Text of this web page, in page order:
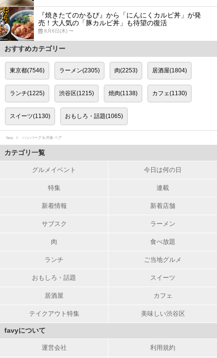
『焼きたてのかるび』から「にんにくカルビ丼」が発
売！大人気の「豚カルビ丼」も待望の復活
8月6日(木) 〜
おすすめカテゴリー
東京都(7546) ラーメン(2305) 肉(2253) 居酒屋(1804)
ランチ(1225) 渋谷区(1215) 焼肉(1138) カフェ(1130)
スイーツ(1130) おもしろ・話題(1065)
favy ハンバーグ＆洋食 ベア
カテゴリ一覧
グルメイベント 今日は何の日
特集 連載
新着情報 新着店舗
サブスク ラーメン
肉 食べ放題
ランチ ご当地グルメ
おもしろ・話題 スイーツ
居酒屋 カフェ
テイクアウト特集 美味しい渋谷区
favyについて
運営会社 利用規約